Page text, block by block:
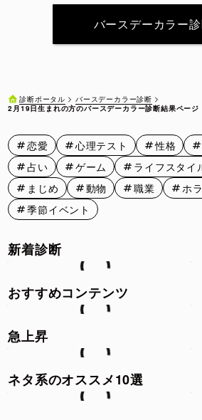
2月7日 2月8日
2月26日 2月27日 2月28日
バースデーカラー
診断ポータル
バースデーカラー診断
2月19日生まれの方のバースデーカラー診断結果ページ
恋愛 心理テスト 性格
占い
ゲーム ライフスタイ
まじめ
動物 職業 ホ
季節イベント
新着診断
おすすめコンテンツ
急上昇
ネタ系のオススメ10選